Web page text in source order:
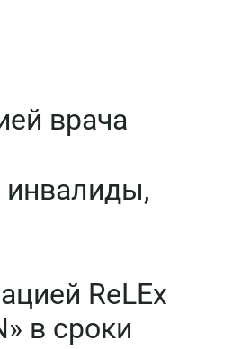
врача
инвалиды,
ReLEx
в сроки